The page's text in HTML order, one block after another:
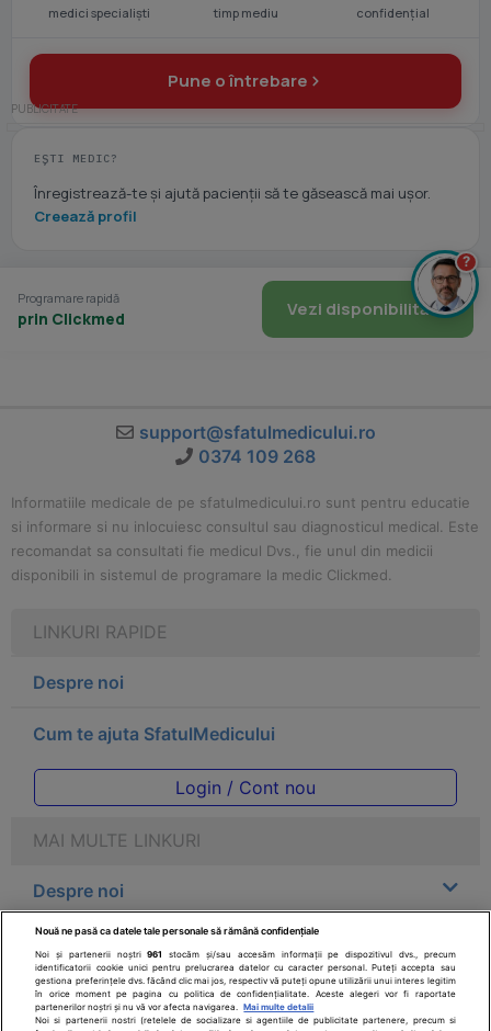
medici specialiști timp mediu confidențial
Pune o întrebare
EȘTI MEDIC?
Înregistrează-te și ajută pacienții să te găsească mai ușor.
Creează profil
Programare rapidă
prin Clickmed Vezi disponibilitate
support@sfatulmedicului.ro
0374 109 268
Informatiile medicale de pe sfatulmedicului.ro sunt pentru educatie
si informare si nu inlocuiesc consultul sau diagnosticul medical. Este
recomandat sa consultati fie medicul Dvs., fie unul din medicii
disponibili in sistemul de programare la medic Clickmed.
LINKURI RAPIDE
Despre noi
Cum te ajuta SfatulMedicului
Login / Cont nou
MAI MULTE LINKURI
Despre noi
Legal
Drepturile consumatorului
?
Nouă ne pasă ca datele tale personale să rămână confidențiale
Noi și partenerii noștri961
stocăm și/sau accesăm informații pe dispozitivul dvs., precum
identificatorii cookie unici pentru prelucrarea datelor cu caracter personal. Puteți accepta sau
gestiona preferințele dvs. făcând clic mai jos, respectiv vă puteți opune utilizării unui interes legitim
în orice moment pe pagina cu politica de confidențialitate. Aceste alegeri vor fi raportate
partenerilor noștri și nu vă vor afecta navigarea.
Mai multe detalii
Noi si partenerii nostri (retelele de socializare si agentiile de publicitate partenere, precum si